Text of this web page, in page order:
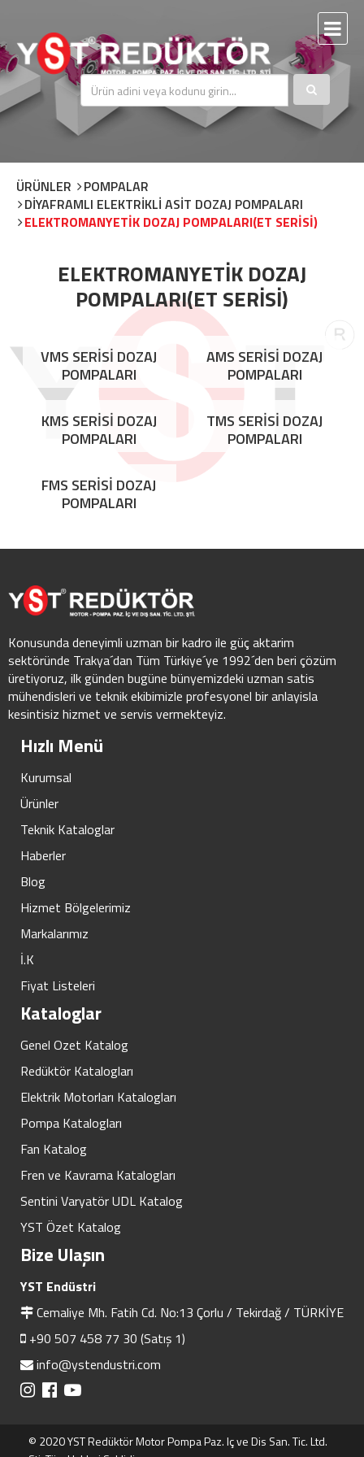
ÜRÜNLER
POMPALAR
DİYAFRAMLI ELEKTRİKLİ ASİT DOZAJ POMPALARI
ELEKTROMANYETİK DOZAJ POMPALARI(ET SERİSİ)
ELEKTROMANYETİK DOZAJ
POMPALARI(ET SERİSİ)
VMS SERİSİ DOZAJ
POMPALARI
AMS SERİSİ DOZAJ
POMPALARI
KMS SERİSİ DOZAJ
POMPALARI
TMS SERİSİ DOZAJ
POMPALARI
FMS SERİSİ DOZAJ
POMPALARI
Konusunda deneyimli uzman bir kadro ile güç aktarim
sektöründe Trakya´dan Tüm Türkiye´ye 1992´den beri çözüm
üretiyoruz, ilk günden bugüne bünyemizdeki uzman satis
mühendisleri ve teknik ekibimizle profesyonel bir anlayisla
kesintisiz hizmet ve servis vermekteyiz.
Hızlı Menü
Kurumsal
Ürünler
Teknik Kataloglar
Haberler
Blog
Hizmet Bölgelerimiz
Markalarımız
İ.K
Fiyat Listeleri
Kataloglar
Genel Ozet Katalog
Redüktör Katalogları
Elektrik Motorları Katalogları
Pompa Katalogları
Fan Katalog
Fren ve Kavrama Katalogları
Sentini Varyatör UDL Katalog
YST Özet Katalog
Bize Ulaşın
YST Endüstri
Cemaliye Mh. Fatih Cd. No:13 Çorlu / Tekirdağ / TÜRKİYE
+90 507 458 77 30 (Satış 1)
info@ystendustri.com
© 2020 YST Redüktör Motor Pompa Paz. Iç ve Dis San. Tic. Ltd.